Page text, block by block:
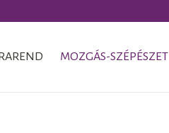
MOZGÁS-SZÉPÉSZET